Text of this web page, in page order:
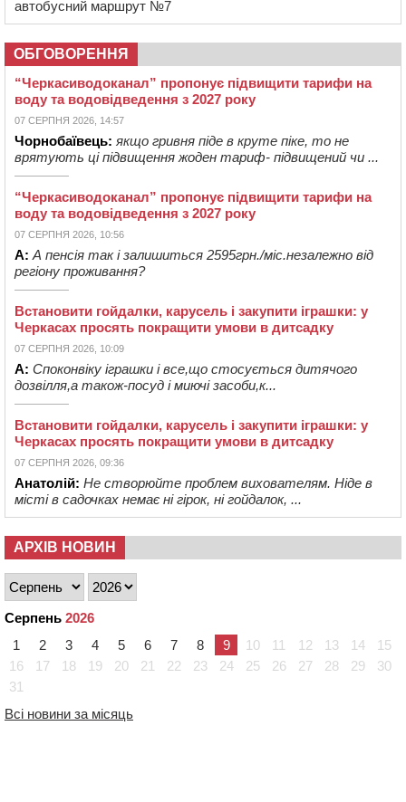
автобусний маршрут №7
ОБГОВОРЕННЯ
“Черкасиводоканал” пропонує підвищити тарифи на
воду та водовідведення з 2027 року
07 СЕРПНЯ 2026, 14:57
Чорнобаївець: якщо гривня піде в круте піке, то не
врятують ці підвищення жоден тариф- підвищений чи ...
“Черкасиводоканал” пропонує підвищити тарифи на
воду та водовідведення з 2027 року
07 СЕРПНЯ 2026, 10:56
А: А пенсія так і залишиться 2595грн./міс.незалежно від
регіону проживання?
Встановити гойдалки, карусель і закупити іграшки: у
Черкасах просять покращити умови в дитсадку
07 СЕРПНЯ 2026, 10:09
А: Споконвіку іграшки і все,що стосується дитячого
дозвілля,а також-посуд і миючі засоби,к...
Встановити гойдалки, карусель і закупити іграшки: у
Черкасах просять покращити умови в дитсадку
07 СЕРПНЯ 2026, 09:36
Анатолій: Не створюйте проблем вихователям. Ніде в
місті в садочках немає ні гірок, ні гойдалок, ...
АРХІВ НОВИН
Серпень 2026
1
2 3 4 5 6 7 8 9 10 11 12 13 14
15
16
17 18 19 20 21 22 23 24 25 26 27 28 29
30
31
Всі новини за місяць